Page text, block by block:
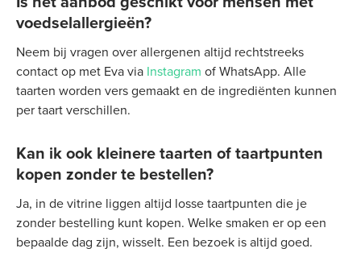
voedselallergieën?
Neem bij vragen over allergenen altijd rechtstreeks
contact op met Eva via Instagram of WhatsApp. Alle
taarten worden vers gemaakt en de ingrediënten kunnen
per taart verschillen.
Kan ik ook kleinere taarten of taartpunten
kopen zonder te bestellen?
Ja, in de vitrine liggen altijd losse taartpunten die je
zonder bestelling kunt kopen. Welke smaken er op een
bepaalde dag zijn, wisselt. Een bezoek is altijd goed.